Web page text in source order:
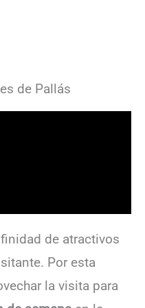
de Pallás
de atractivos
Por esta
la visita para